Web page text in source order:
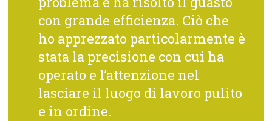
con grande efficienza. Ciò che
ho apprezzato particolarmente è
stata la precisione con cui ha
operato e l’attenzione nel
lasciare il luogo di lavoro pulito
e in ordine.